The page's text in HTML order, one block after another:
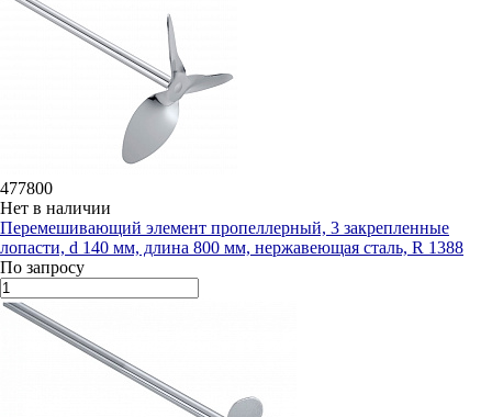
477800
Нет в наличии
Перемешивающий элемент пропеллерный, 3 закрепленные
лопасти, d 140 мм, длина 800 мм, нержавеющая сталь, R 1388
По запросу